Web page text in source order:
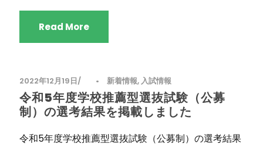
Read More
2022年12月19日 • 新着情報,入試情報
令和5年度学校推薦型選抜試験（公募
制）の選考結果を掲載しました
令和5年度学校推薦型選抜試験（公募制）の選考結果